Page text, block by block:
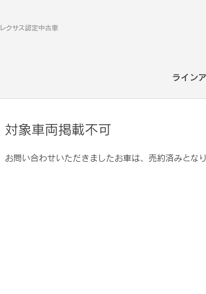
レクサス認定中古車
ライン
対象車両掲載不可
お問い合わせいただきましたお車は、売約済みとな